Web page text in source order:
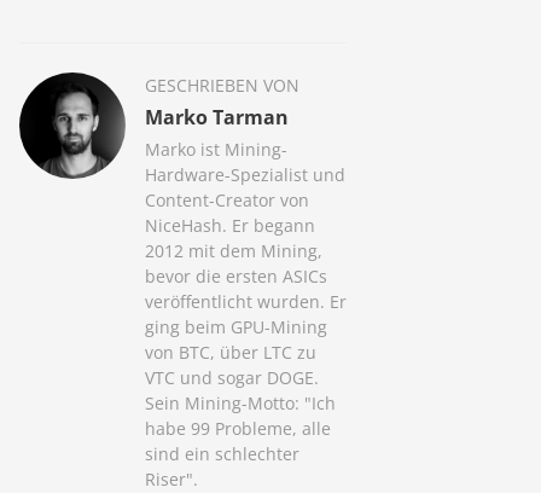
GESCHRIEBEN VON
Marko Tarman
Marko ist Mining-
Hardware-Spezialist und
Content-Creator von
NiceHash. Er begann
2012 mit dem Mining,
bevor die ersten ASICs
veröffentlicht wurden. Er
ging beim GPU-Mining
von BTC, über LTC zu
VTC und sogar DOGE.
Sein Mining-Motto: "Ich
habe 99 Probleme, alle
sind ein schlechter
Riser".